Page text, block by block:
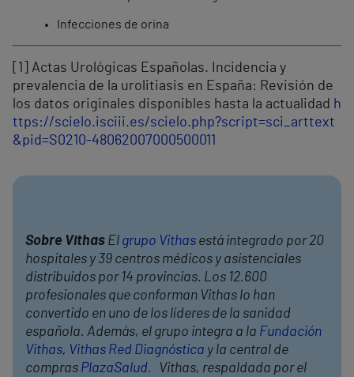
Infecciones de orina
[1] Actas Urológicas Españolas. Incidencia y
prevalencia de la urolitiasis en España: Revisión de
los datos originales disponibles hasta la actualidad h
ttps://scielo.isciii.es/scielo.php?script=sci_arttext
&pid=S0210-48062007000500011
Sobre Vithas El grupo Vithas está integrado por 20
hospitales y 39 centros médicos y asistenciales
distribuidos por 14 provincias. Los 12.600
profesionales que conforman Vithas lo han
convertido en uno de los líderes de la sanidad
española. Además, el grupo integra a la Fundación
Vithas, Vithas Red Diagnóstica y la central de
compras PlazaSalud. Vithas, respaldada por el